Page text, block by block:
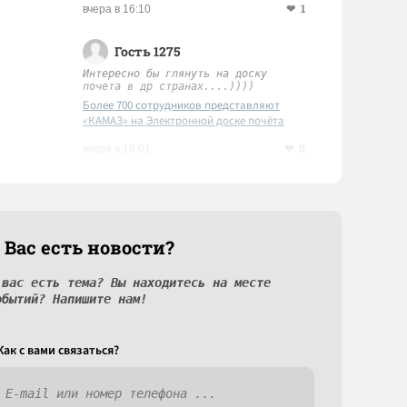
вчера в 16:10 1
Гость 1275
Интересно бы глянуть на доску
почета в др странах....))))
Более 700 сотрудников представляют
«КАМАЗ» на Электронной доске почёта
есть новости?
есть тема? Вы находитесь на месте
Напишите нам!
c вами связаться?